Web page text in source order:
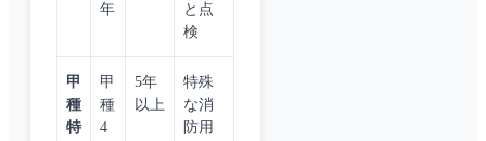
年
と点
検
甲
種
特
甲
種
4
5年
以上
特殊
な消
防用